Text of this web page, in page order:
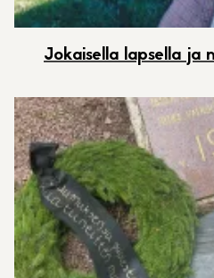
Jokaisella lapsella ja